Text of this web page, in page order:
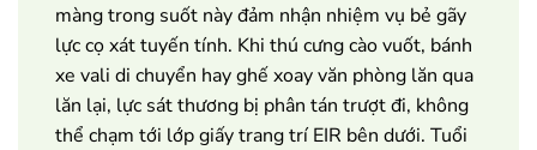
màng trong suốt này đảm nhận nhiệm vụ bẻ gãy
lực cọ xát tuyến tính. Khi thú cưng cào vuốt, bánh
xe vali di chuyển hay ghế xoay văn phòng lăn qua
lăn lại, lực sát thương bị phân tán trượt đi, không
thể chạm tới lớp giấy trang trí EIR bên dưới. Tuổi